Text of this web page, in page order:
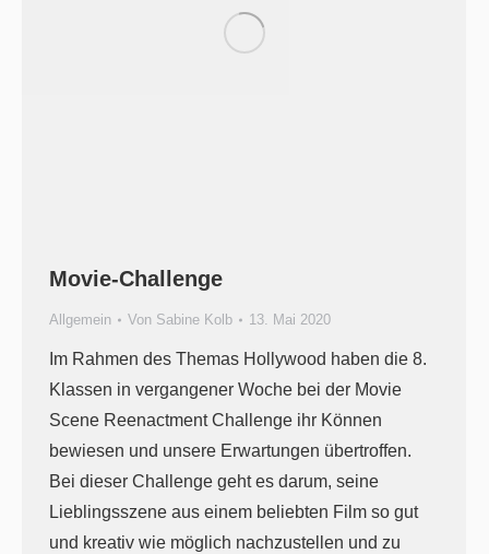
Movie-Challenge
Allgemein Von Sabine Kolb 13. Mai 2020
Im Rahmen des Themas Hollywood haben die 8.
Klassen in vergangener Woche bei der Movie
Scene Reenactment Challenge ihr Können
bewiesen und unsere Erwartungen übertroffen.
Bei dieser Challenge geht es darum, seine
Lieblingsszene aus einem beliebten Film so gut
und kreativ wie möglich nachzustellen und zu